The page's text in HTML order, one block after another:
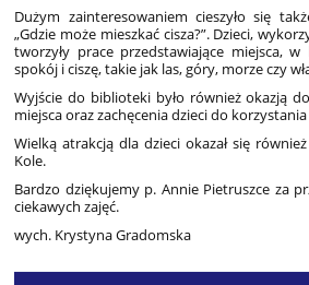
Dużym zainteresowaniem cieszyło się
„Gdzie może mieszkać cisza?”. Dzieci,
tworzyły prace przedstawiające miejsca,
spokój i ciszę, takie jak las, góry, morze czy
Wyjście do biblioteki było również okazją
miejsca oraz zachęcenia dzieci do
Wielką atrakcją dla dzieci okazał się
Kole.
Bardzo dziękujemy p. Annie Pietruszce za
ciekawych zajęć.
wych. Krystyna Gradomska